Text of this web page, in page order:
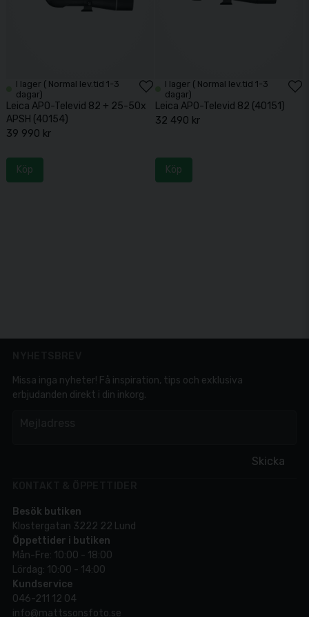
I lager ( Normal lev.tid 1-3
dagar)
Leica APO-Televid 82 + 25-50x
APSH (40154)
39 990 kr
Köp
I lager ( Normal lev.tid 1-3
dagar)
Leica APO-Televid 82 (40151)
32 490 kr
Köp
Skicka
Missa inga nyheter! Få inspiration, tips och exklusiva
erbjudanden direkt i din inkorg.
Besök butiken
Klostergatan 3222 22 Lund
Öppettider i butiken
Mån-Fre: 10:00 - 18:00
Lördag: 10:00 - 14:00
Kundservice
046-211 12 04
info@mattssonsfoto.se